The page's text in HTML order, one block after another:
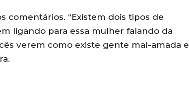
comentários. “Existem dois tipos de
ligando para essa mulher falando da
verem como existe gente mal-amada e